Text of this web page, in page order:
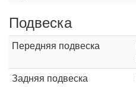
Подвеска
Передняя подвеска
Задняя подвеска